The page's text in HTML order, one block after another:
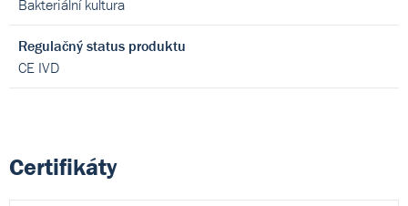
Bakteriální kultura
Regulačný status produktu
CE IVD
Certifikáty